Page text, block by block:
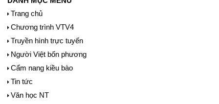
Trang chủ
Chương trình VTV4
Truyền hình trực tuyến
Người Việt bốn phương
Cẩm nang kiều bào
Tin tức
Văn học NT